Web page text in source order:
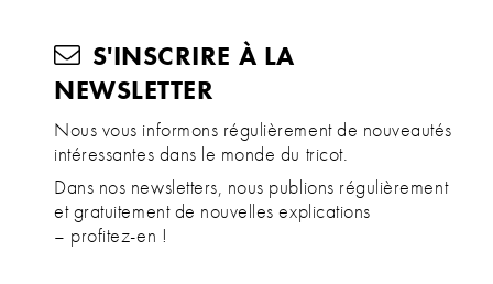
S'INSCRIRE À LA
NEWSLETTER
Nous vous informons régulièrement de nouveautés
intéressantes dans le monde du tricot.
Dans nos newsletters, nous publions régulièrement
et gratuitement de nouvelles explications
– profitez-en !